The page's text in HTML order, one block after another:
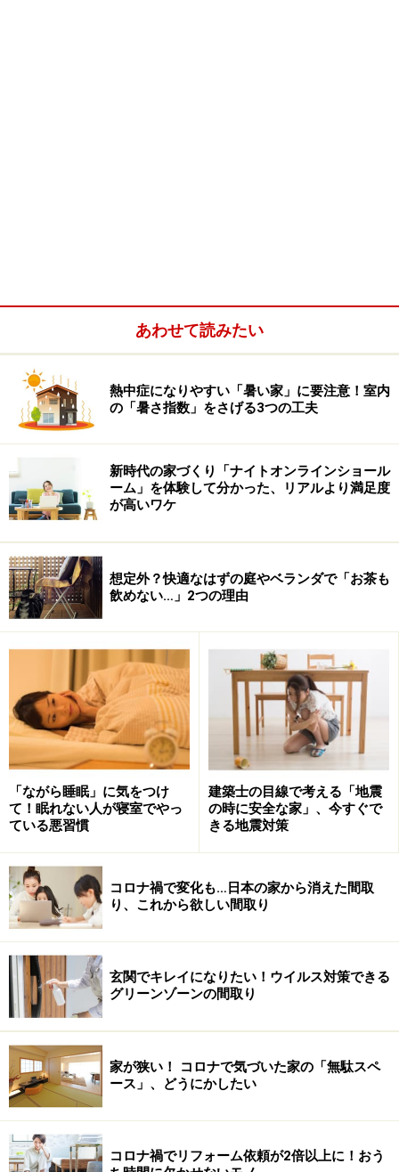
あわせて読みたい
熱中症になりやすい「暑い家」に要注意！室内
の「暑さ指数」をさげる3つの工夫
新時代の家づくり「ナイトオンラインショール
ーム」を体験して分かった、リアルより満足度
が高いワケ
想定外？快適なはずの庭やベランダで「お茶も
飲めない…」2つの理由
「ながら睡眠」に気をつけ
て！眠れない人が寝室でやっ
ている悪習慣
建築士の目線で考える「地震
の時に安全な家」、今すぐで
きる地震対策
コロナ禍で変化も…日本の家から消えた間取
り、これから欲しい間取り
玄関でキレイになりたい！ウイルス対策できる
グリーンゾーンの間取り
家が狭い！ コロナで気づいた家の「無駄スペ
ース」、どうにかしたい
コロナ禍でリフォーム依頼が2倍以上に！おう